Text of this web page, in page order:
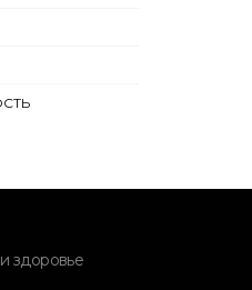
здоровье